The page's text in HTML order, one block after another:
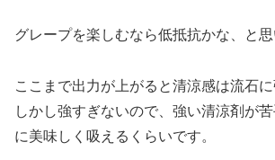
グレープを楽しむなら低抵抗かな、と思
ここまで出力が上がると清涼感は流石に
しかし強すぎないので、強い清涼剤が
に美味しく吸えるくらいです。